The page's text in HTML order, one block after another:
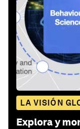
LA VISIÓN
Explora y